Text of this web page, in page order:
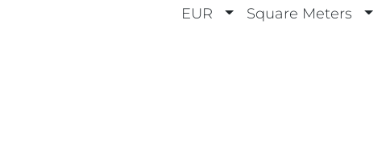
EUR Square Meters